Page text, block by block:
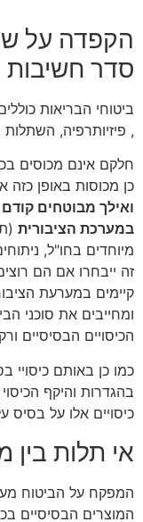
הקפדה על
סדר חשיבות
ביטוחי הבריאות
, פיזיותרפיה, השתלות
חלקם אינם מכוסים
כן מכוסות באופן כזה
ואילך מבוטחים
במערכת הציבורית
מיוחדים בחו"ל,
זה ייבחרו אם הם
קיימים במערעת
ומחייבים את סוכני
הכיסויים הבסיסיים
כמו כן באותם כיסויי
בהגדרות והיקף
כיסויים אלו על בסיס
אי תלות בין
המפקח על הביטוח
המוצרים הבסיסיים